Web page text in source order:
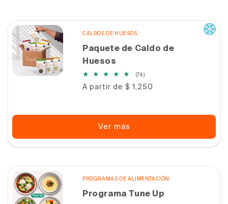
CALDOS DE HUESOS
Paquete de Caldo de
Huesos
(74)74
totales
Precio
A partir de $ 1,250
Ver más
PROGRAMAS DE ALIMENTACIÓN
Programa Tune Up